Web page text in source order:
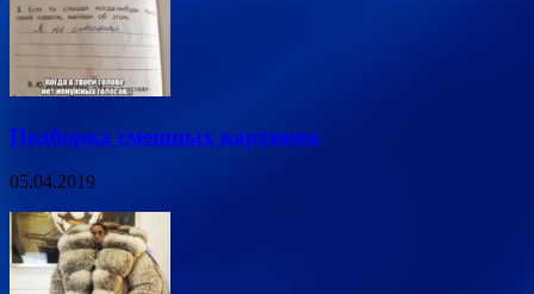
Подборка смешных картинок
05.04.2019